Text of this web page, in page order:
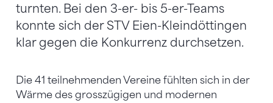
turnten. Bei den 3-er- bis 5-er-Teams
konnte sich der STV Eien-Kleindöttingen
klar gegen die Konkurrenz durchsetzen.
Die 41 teilnehmenden Vereine fühlten sich in der
Wärme des grosszügigen und modernen